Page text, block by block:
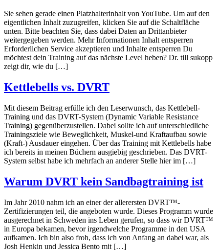
Sie sehen gerade einen Platzhalterinhalt von YouTube. Um auf den
eigentlichen Inhalt zuzugreifen, klicken Sie auf die Schaltfläche
unten. Bitte beachten Sie, dass dabei Daten an Drittanbieter
weitergegeben werden. Mehr Informationen Inhalt entsperren
Erforderlichen Service akzeptieren und Inhalte entsperren Du
möchtest dein Training auf das nächste Level heben? Dr. till sukopp
zeigt dir, wie du […]
Kettlebells vs. DVRT
Mit diesem Beitrag erfülle ich den Leserwunsch, das Kettlebell-
Training und das DVRT-System (Dynamic Variable Resistance
Training) gegenüberzustellen. Dabei sollte ich auf unterschiedliche
Trainingsziele wie Beweglichkeit, Muskel-und Kraftaufbau sowie
(Kraft-) Ausdauer eingehen. Über das Training mit Kettlebells habe
ich bereits in meinen Büchern ausgiebig geschrieben. Das DVRT-
System selbst habe ich mehrfach an anderer Stelle hier im […]
Warum DVRT kein Sandbagtraining ist
Im Jahr 2010 nahm ich an einer der allerersten DVRT™-
Zertifizierungen teil, die angeboten wurde. Dieses Programm wurde
ausgerechnet in Schweden ins Leben gerufen, so dass wir DVRT™
in Europa bekamen, bevor irgendwelche Programme in den USA
aufkamen. Ich bin also froh, dass ich von Anfang an dabei war, als
Josh Henkin und Jessica Bento mit […]